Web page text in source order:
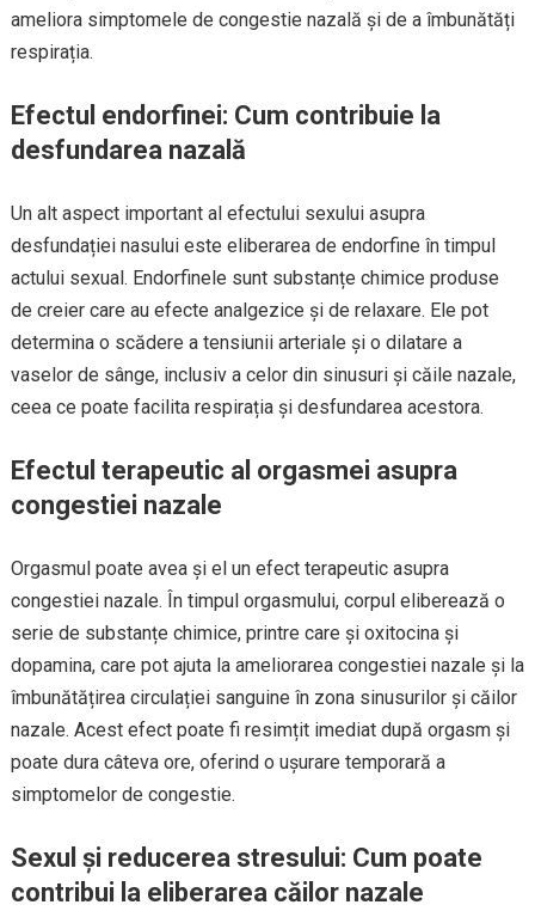
ameliora simptomele de congestie nazală și de a îmbunătăți
respirația.
Efectul endorfinei: Cum contribuie la
desfundarea nazală
Un alt aspect important al efectului sexului asupra
desfundației nasului este eliberarea de endorfine în timpul
actului sexual. Endorfinele sunt substanțe chimice produse
de creier care au efecte analgezice și de relaxare. Ele pot
determina o scădere a tensiunii arteriale și o dilatare a
vaselor de sânge, inclusiv a celor din sinusuri și căile nazale,
ceea ce poate facilita respirația și desfundarea acestora.
Efectul terapeutic al orgasmei asupra
congestiei nazale
Orgasmul poate avea și el un efect terapeutic asupra
congestiei nazale. În timpul orgasmului, corpul eliberează o
serie de substanțe chimice, printre care și oxitocina și
dopamina, care pot ajuta la ameliorarea congestiei nazale și la
îmbunătățirea circulației sanguine în zona sinusurilor și căilor
nazale. Acest efect poate fi resimțit imediat după orgasm și
poate dura câteva ore, oferind o ușurare temporară a
simptomelor de congestie.
Sexul și reducerea stresului: Cum poate
contribui la eliberarea căilor nazale